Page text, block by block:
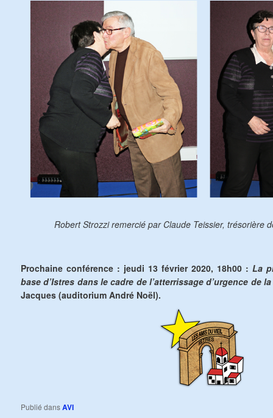
Robert Strozzi remercié par Claude Teissier, trésorière
Prochaine conférence : jeudi 13 février 2020, 18h00 :La
base d’Istres dans le cadre de l’atterrissage d’urgence de
Jacques (auditorium André Noël).
Publié dansAVI